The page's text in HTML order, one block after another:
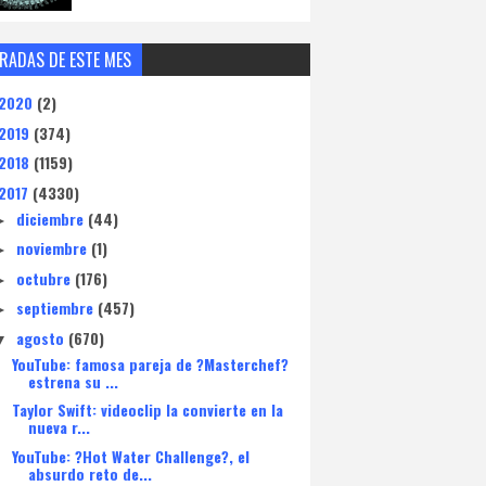
DE ESTE MES
2020 (2)
2019 (374)
2018 (1159)
2017 (4330)
diciembre (44)
noviembre (1)
octubre (176)
septiembre (457)
agosto (670)
YouTube: famosa pareja de ?Masterchef?
estrena su ...
Taylor Swift: videoclip la convierte en la
nueva r...
YouTube: ?Hot Water Challenge?, el
absurdo reto de...